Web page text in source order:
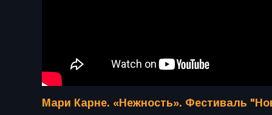
Мари Карне. «Нежность». Фестиваль